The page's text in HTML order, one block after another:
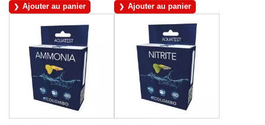
Ajouter au panier Ajouter au panier